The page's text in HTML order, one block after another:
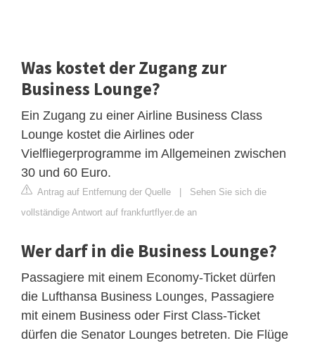
Was kostet der Zugang zur
Business Lounge?
Ein Zugang zu einer Airline Business Class
Lounge kostet die Airlines oder
Vielfliegerprogramme im Allgemeinen zwischen
30 und 60 Euro.
Antrag auf Entfernung der Quelle | Sehen Sie sich die
vollständige Antwort auf frankfurtflyer.de an
Wer darf in die Business Lounge?
Passagiere mit einem Economy-Ticket dürfen
die Lufthansa Business Lounges, Passagiere
mit einem Business oder First Class-Ticket
dürfen die Senator Lounges betreten. Die Flüge